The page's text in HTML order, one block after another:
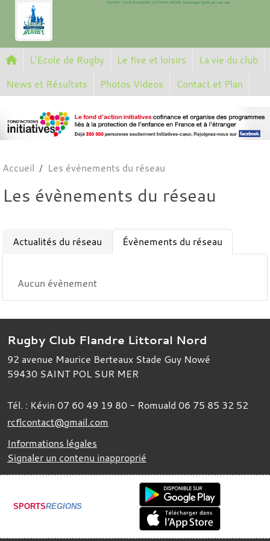
RUGBY CLUB FLANDRE LITTORAL NORD Dunkerque Saint-pol sur mer
L'Ecole de Rugby Le five et loisirs
La vie du club
News et Résultats
Photos Videos Contact et Plan
Accueil Les évènements du réseau
Les évènements du réseau
Actualités du réseau Évènements du réseau
Aucun évènement
Rugby Club Flandre Littoral Nord
92 avenue Maurice Berteaux Stade Guy Nowé
59430 SAINT POL SUR MER
Tél. : Kévin 07 60 49 19 80 - Romuald 06 75 85 32 52
rcflcontact@gmail.com
Informations légales
Signaler un contenu inapproprié
SPORTSREGIONS
Panneau de gestion des cookies